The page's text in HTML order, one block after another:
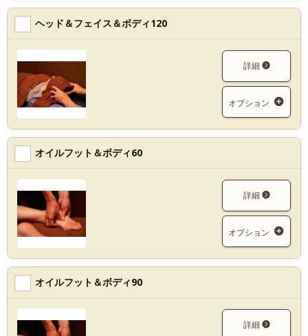
ヘッド＆フェイス＆ボディ120
詳細
オプション
オイルフット＆ボディ60
詳細
オプション
オイルフット＆ボディ90
詳細